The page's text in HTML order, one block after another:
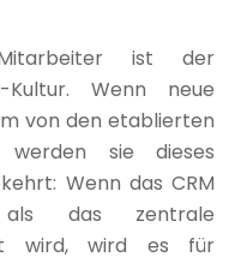
ist der
Wenn neue
von den etablierten
sie dieses
Wenn das CRM
das zentrale
wird, wird es für